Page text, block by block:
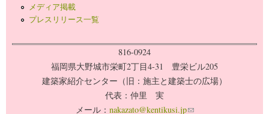
メディア掲載
プレスリリース一覧
816-0924
福岡県大野城市栄町2丁目4-31 豊栄ビル205
建築家紹介センター（旧：施主と建築士の広場）
代表：仲里 実
メール： nakazato@kentikusi.jp(link sends e-mail)